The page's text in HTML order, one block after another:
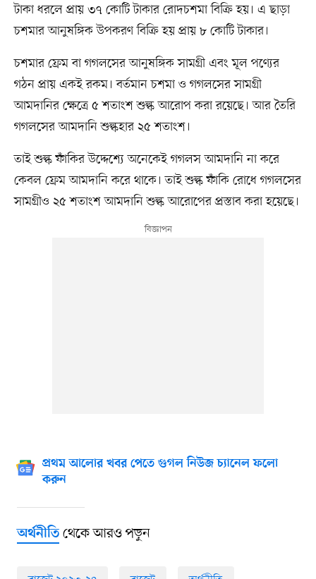
টাকা ধরলে প্রায় ৩৭ কোটি টাকার রোদচশমা বিক্রি হয়। এ ছাড়া
চশমার আনুষঙ্গিক উপকরণ বিক্রি হয় প্রায় ৮ কোটি টাকার।
চশমার ফ্রেম বা গগলসের আনুষঙ্গিক সামগ্রী এবং মূল পণ্যের
গঠন প্রায় একই রকম। বর্তমান চশমা ও গগলসের সামগ্রী
আমদানির ক্ষেত্রে ৫ শতাংশ শুল্ক আরোপ করা রয়েছে। আর তৈরি
গগলসের আমদানি শুল্কহার ২৫ শতাংশ।
তাই শুল্ক ফাঁকির উদ্দেশ্যে অনেকেই গগলস আমদানি না করে
কেবল ফ্রেম আমদানি করে থাকে। তাই শুল্ক ফাঁকি রোধে গগলসের
সামগ্রীও ২৫ শতাংশ আমদানি শুল্ক আরোপের প্রস্তাব করা হয়েছে।
প্রথম আলোর খবর পেতে গুগল নিউজ চ্যানেল ফলো
করুন
অর্থনীতিথেকে আরও পড়ুন